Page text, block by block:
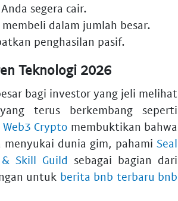
segera cair.
dalam jumlah besar.
penghasilan pasif.
Teknologi 2026
bagi investor yang jeli melihat
terus berkembang seperti
Crypto membuktikan bahwa
menyukai dunia gim, pahami Seal
Skill Guild sebagai bagian dari
untuk berita bnb terbaru bnb